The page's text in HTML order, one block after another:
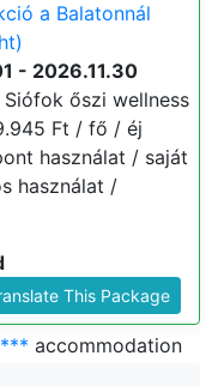
a Balatonnál
- 2026.11.30
őszi wellness
Ft / fő / éj
használat / saját
használat /
This Package
accommodation